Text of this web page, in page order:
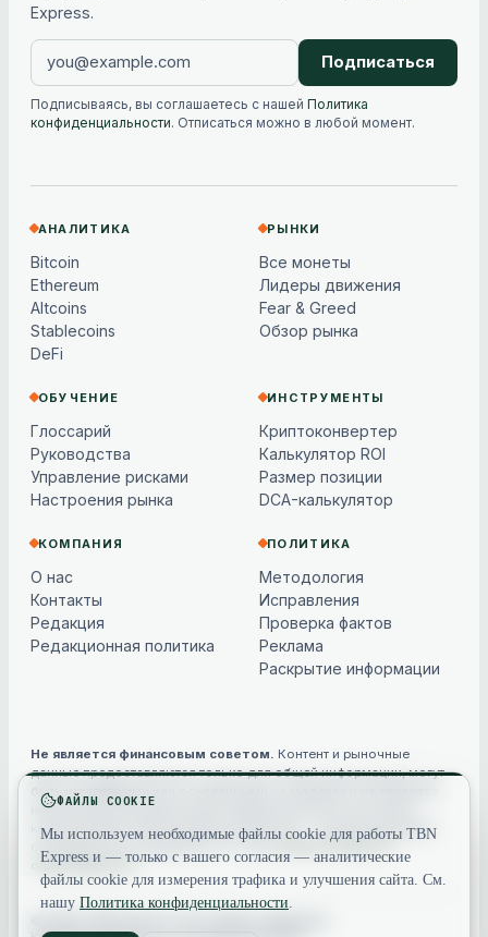
Express.
Подписаться
Подписываясь, вы соглашаетесь с нашей Политика
конфиденциальности. Отписаться можно в любой момент.
АНАЛИТИКА
Bitcoin
Ethereum
Altcoins
Stablecoins
DeFi
РЫНКИ
Все монеты
Лидеры движения
Fear & Greed
Обзор рынка
ОБУЧЕНИЕ
Глоссарий
Руководства
Управление рисками
Настроения рынка
ИНСТРУМЕНТЫ
Криптоконвертер
Калькулятор ROI
Размер позиции
DCA-калькулятор
КОМПАНИЯ
О нас
Контакты
Редакция
Редакционная политика
ПОЛИТИКА
Методология
Исправления
Проверка фактов
Реклама
Раскрытие информации
Не является финансовым советом.
Контент и рыночные
данные предоставляются только для общей информации, могут
быть устаревшими или основанными на моделях и не являются
инвестиционной, финансовой, юридической или налоговой
консультацией. Криптоактивы волатильны — всегда проводите
собственное исследование. См. наш
полным отказом от
ответственности.
ФАЙЛЫ COOKIE
Мы используем необходимые файлы cookie для работы TBN
Express и — только с вашего согласия — аналитические
файлы cookie для измерения трафика и улучшения сайта. См.
нашу Политика конфиденциальности.